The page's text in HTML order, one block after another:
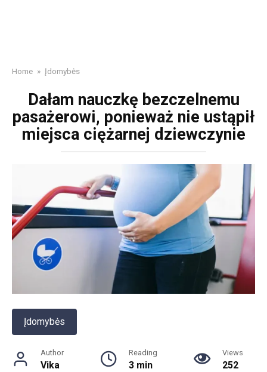
Home » Įdomybės
Dałam nauczkę bezczelnemu
pasażerowi, ponieważ nie ustąpił
miejsca ciężarnej dziewczynie
Įdomybės
Author
Vika
Reading
3 min
Views
252